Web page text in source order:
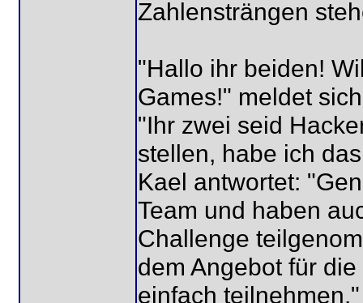
Zahlensträngen
"Hallo ihr beiden!
Games!" meldet
"Ihr zwei seid
stellen, habe ich
Kael antwortet:
Team und haben
Challenge
dem Angebot für
einfach teilnehmen."